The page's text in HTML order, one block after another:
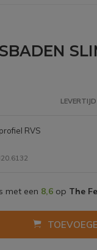
LEVERTIJD
RVS
met een 8,6op The